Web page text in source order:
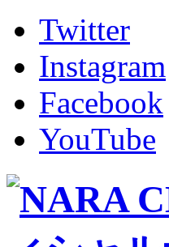
グッズ
ファンコミュニ
ホームタウン
コラム
その他
TEAM
2026/27トップチ
2026/27トップチ
バモス
チアダンススク
ボランティアチ
ビクトリーロー
Twitter
Instagram
Facebook
YouTube